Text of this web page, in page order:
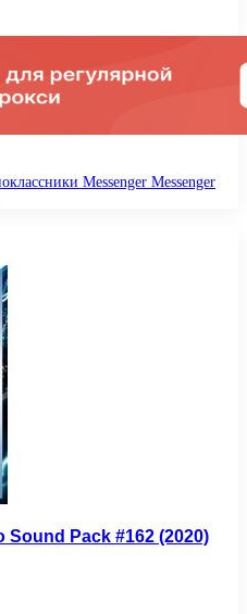
Messenger Messenger
Pack #162 (2020)